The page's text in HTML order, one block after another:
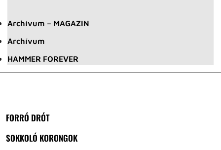
Archívum – MAGAZIN
Archívum
HAMMER FOREVER
FORRÓ DRÓT
SOKKOLÓ KORONGOK